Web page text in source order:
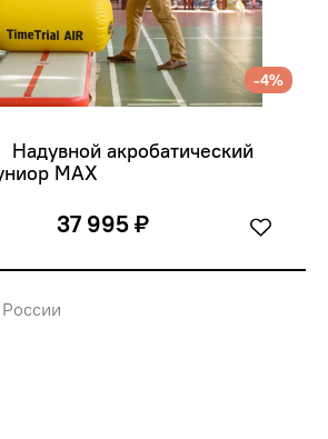
-4%
Надувной акробатический
MAX
37 995 ₽